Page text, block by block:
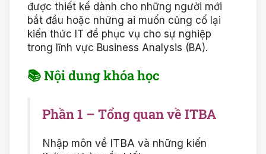
được thiết kế dành cho những người mới
bắt đầu hoặc những ai muốn củng cố lại
kiến thức IT để phục vụ cho sự nghiệp
trong lĩnh vực Business Analysis (BA).
📚 Nội dung khóa học
Phần 1 – Tổng quan về ITBA
Nhập môn về ITBA và những kiến